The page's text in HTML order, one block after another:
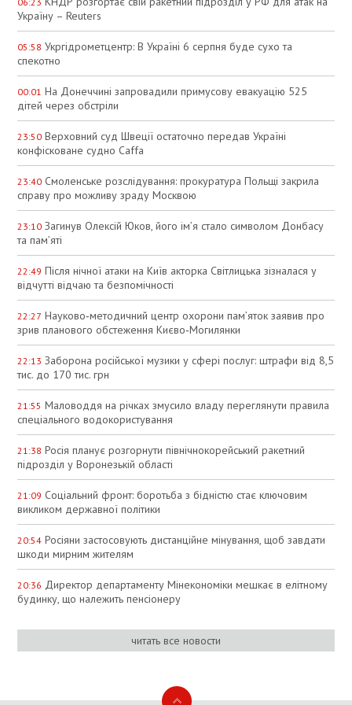
Україну – Reuters
05:58 Укргідрометцентр: В Україні 6 серпня буде сухо та
спекотно
00:01 На Донеччині запровадили примусову евакуацію 525
дітей через обстріли
23:50 Верховний суд Швеції остаточно передав Україні
конфісковане судно Caffa
23:40 Смоленське розслідування: прокуратура Польщі закрила
справу про можливу зраду Москвою
23:10 Загинув Олексій Юков, його ім’я стало символом Донбасу
та пам’яті
22:49 Після нічної атаки на Київ акторка Світлицька зізналася у
відчутті відчаю та безпомічності
22:27 Науково‑методичний центр охорони пам’яток заявив про
зрив планового обстеження Києво‑Могилянки
22:13 Заборона російської музики у сфері послуг: штрафи від 8,5
тис. до 170 тис. грн
21:55 Маловоддя на річках змусило владу переглянути правила
спеціального водокористування
21:38 Росія планує розгорнути північнокорейський ракетний
підрозділ у Воронезькій області
21:09 Соціальний фронт: боротьба з бідністю стає ключовим
викликом державної політики
20:54 Росіяни застосовують дистанційне мінування, щоб завдати
шкоди мирним жителям
20:36 Директор департаменту Мінекономіки мешкає в елітному
будинку, що належить пенсіонеру
читать все новости